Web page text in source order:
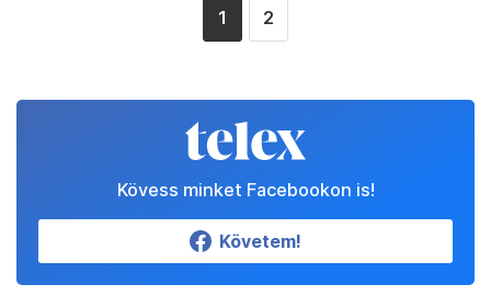
1 2
Kövess minket Facebookon is!
Követem!